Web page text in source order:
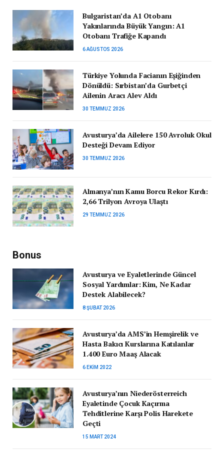
Bulgaristan’da A1 Otobanı
Yakınlarında Büyük Yangın: A1
Otobanı Trafiğe Kapandı
6 AĞUSTOS 2026
Türkiye Yolunda Facianın Eşiğinden
Dönüldü: Sırbistan’da Gurbetçi
Ailenin Aracı Alev Aldı
30 TEMMUZ 2026
Avusturya’da Ailelere 150 Avroluk Okul
Desteği Devam Ediyor
30 TEMMUZ 2026
Almanya’nın Kamu Borcu Rekor Kırdı:
2,66 Trilyon Avroya Ulaştı
29 TEMMUZ 2026
Bonus
Avusturya ve Eyaletlerinde Güncel
Sosyal Yardımlar: Kim, Ne Kadar
Destek Alabilecek?
8 ŞUBAT 2026
Avusturya’da AMS’in Hemşirelik ve
Hasta Bakıcı Kurslarına Katılanlar
1.400 Euro Maaş Alacak
6 EKIM 2022
Avusturya’nın Niederösterreich
Eyaletinde Çocuk Kaçırma
Tehditlerine Karşı Polis Harekete
Geçti
15 MART 2024